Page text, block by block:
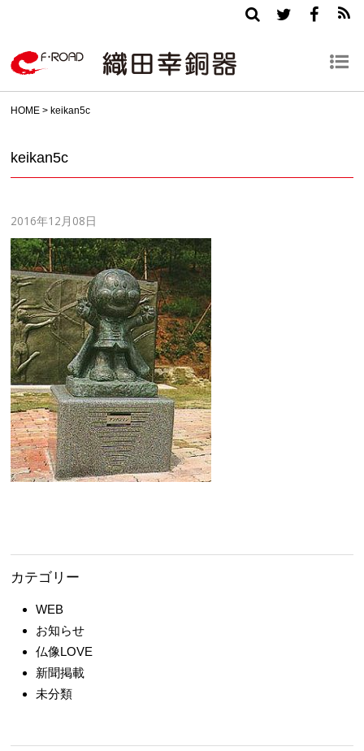
HOME > keikan5c
keikan5c
2016年12月08日
カテゴリー
WEB
お知らせ
仏像LOVE
新聞掲載
未分類